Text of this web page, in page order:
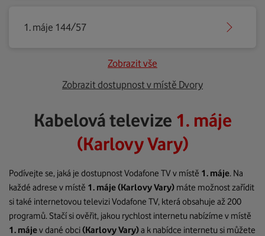
1. máje 144/57
Zobrazit vše
Zobrazit dostupnost v místě Dvory
Kabelová televize 1. máje
(Karlovy Vary)
Podívejte se, jaká je dostupnost Vodafone TV v místě 1. máje. Na
každé adrese v místě 1. máje(Karlovy Vary) máte možnost zařídit
si také internetovou televizi Vodafone TV, která obsahuje až 200
programů. Stačí si ověřit, jakou rychlost internetu nabízíme v místě
1. májev dané obci(Karlovy Vary)a k nabídce internetu si můžete